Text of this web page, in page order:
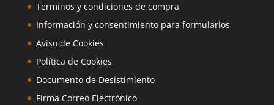
Terminos y condiciones de compra
Información y consentimiento para formularios
Aviso de Cookies
Política de Cookies
Documento de Desistimiento
Firma Correo Electrónico